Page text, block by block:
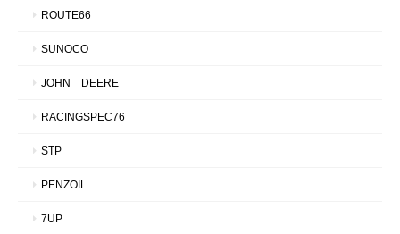
ROUTE66
SUNOCO
JOHN DEERE
RACINGSPEC76
STP
PENZOIL
7UP